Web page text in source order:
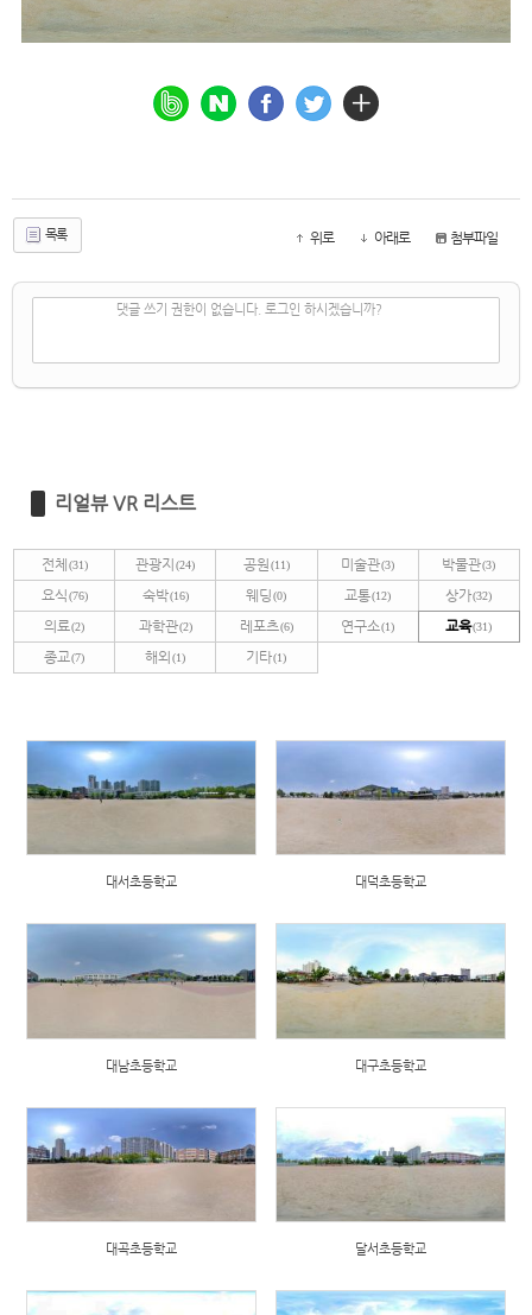
목록 위로 아래로 첨부파일
댓글 쓰기 권한이 없습니다. 로그인 하시겠습니까?
리얼뷰 VR 리스트
전체(31) 관광지 (24) 공원(11) 미술관(3) 박물관(3)
요식(76) 숙박(16) 웨딩 (0) 교통(12) 상가(32)
의료(2) 과학관(2) 레포츠(6) 연구소(1) 교육(31)
종교(7) 해외 (1) 기타(1)
대서초등학교 대덕초등학교
대남초등학교 대구초등학교
대곡초등학교 달서초등학교